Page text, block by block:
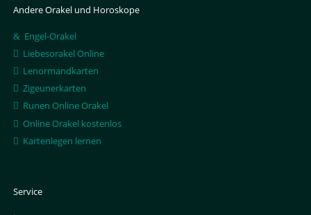
Andere Orakel und Horoskope
Engel-Orakel
Liebesorakel Online
Lenormandkarten
Zigeunerkarten
Runen Online Orakel
Online Orakel kostenlos
Kartenlegen lernen
Service